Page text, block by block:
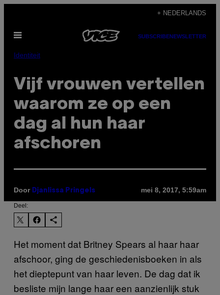
de
inhoud
+ NEDERLANDS
Open
SUBSCRIBENEWSLETTER
Identiteit
Vijf vrouwen vertellen
waarom ze op een
dag al hun haar
afschoren
Door Djanlissa Pringels mei 8, 2017, 5:59am
Deel:
Het moment dat Britney Spears al haar haar
afschoor, ging de geschiedenisboeken in als
het dieptepunt van haar leven. De dag dat ik
besliste mijn lange haar een aanzienlijk stuk